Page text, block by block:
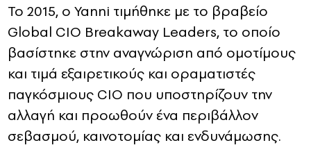
Το 2015, ο Yanni τιμήθηκε με το βραβείο
Global CIO Breakaway Leaders, το οποίο
βασίστηκε στην αναγνώριση από ομοτίμους
και τιμά εξαιρετικούς και οραματιστές
παγκόσμιους CIO που υποστηρίζουν την
αλλαγή και προωθούν ένα περιβάλλον
σεβασμού, καινοτομίας και ενδυνάμωσης.